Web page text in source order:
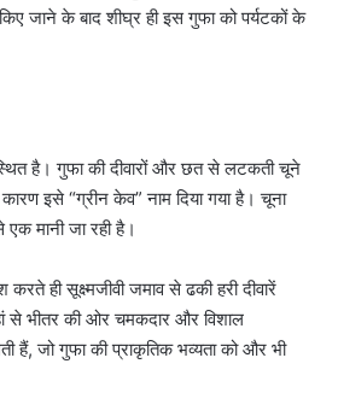
जाने के बाद शीघ्र ही इस गुफा को पर्यटकों के
है। गुफा की दीवारों और छत से लटकती चूने
इसे “ग्रीन केव” नाम दिया गया है। चूना
मानी जा रही है।
ही सूक्ष्मजीवी जमाव से ढकी हरी दीवारें
से भीतर की ओर चमकदार और विशाल
हैं, जो गुफा की प्राकृतिक भव्यता को और भी